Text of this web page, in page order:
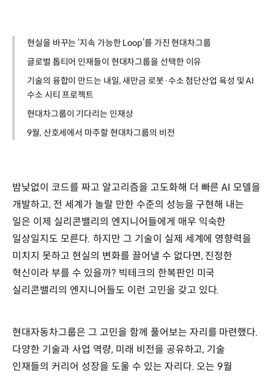
현실을 바꾸는 ‘지속 가능한 Loop’를 가진 현대차그룹
글로벌 톱티어 인재들이 현대차그룹을 선택한 이유
기술의 융합이 만드는 내일, 새만금 로봇·수소 첨단산업 육성 및 AI
수소 시티 프로젝트
현대차그룹이 기다리는 인재상
9월, 산호세에서 마주할 현대차그룹의 비전
밤낮없이 코드를 짜고 알고리즘을 고도화해 더 빠른 AI 모델을
개발하고, 전 세계가 놀랄 만한 수준의 성능을 구현해 내는
일은 이제 실리콘밸리의 엔지니어들에게 매우 익숙한
일상일지도 모른다. 하지만 그 기술이 실제 세계에 영향력을
미치지 못하고 현실의 변화를 끌어낼 수 없다면, 진정한
혁신이라 부를 수 있을까? 빅테크의 한복판인 미국
실리콘밸리의 엔지니어들도 이런 고민을 갖고 있다.
현대자동차그룹은 그 고민을 함께 풀어보는 자리를 마련했다.
다양한 기술과 사업 역량, 미래 비전을 공유하고, 기술
인재들의 커리어 성장을 도울 수 있는 자리다. 오는 9월